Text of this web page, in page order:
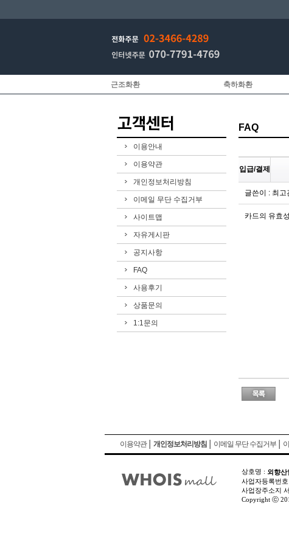
근조화환 축하화환
이용안내
이용약관
개인정보처리방침
이메일 무단 수집거부
사이트맵
자유게시판
공지사항
FAQ
사용후기
상품문의
1:1문의
FAQ
입급/결제
글쓴이 : 최고
카드의 유효
이용약관│ 개인정보처리방침 이메일 무단 수집거부
상호명 : 외향산
사업자등록번
사업장주소지
Copyright ⓒ